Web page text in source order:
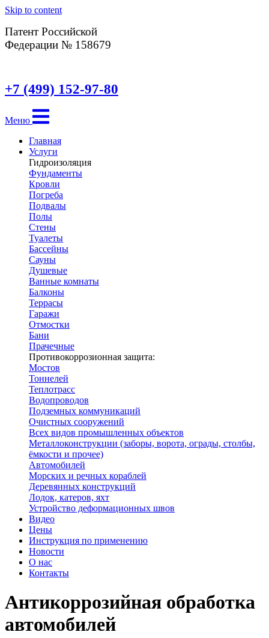
Skip to content
Патент Российской
Федерации № 158679
+7 (499) 152-97-80
Меню
Главная
Услуги
Гидроизоляция
Фундаменты
Кровли
Погреба
Подвалы
Полы
Стены
Туалеты
Бассейны
Сауны
Душевые
Ванные комнаты
Балконы
Террасы
Гаражи
Отмостки
Бани
Прачечные
Противокоррозионная защита:
Мостов
Тоннелей
Теплотрасс
Водопроводов
Подземных коммуникаций
Очистных сооружений
Всех видов промышленных объектов
Металлоконструкции (заборы, ворота, ограды, столбы,
ёмкости и прочее)
Автомобилей
Морских и речных кораблей
Деревянных конструкций
Лодок, катеров, яхт
Устройство деформационных швов
Видео
Цены
Инструкция по применению
Новости
О нас
Контакты
Антикоррозийная обработка
автомобилей